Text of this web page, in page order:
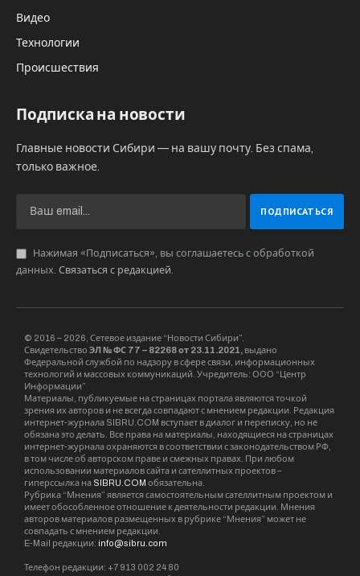
Видео
Технологии
Происшествия
Подписка на новости
Главные новости Сибири — на вашу почту. Без спама,
только важное.
Нажимая «Подписаться», вы соглашаетесь с обработкой
данных. Связаться с редакцией
© 2016 – 2026, Сетевое издание “Новости Сибири”.
Свидетельство ЭЛ № ФС 77 – 82268 от 23.11.2021, выдано
Федеральной службой по надзору в сфере связи, информационных
технологий и массовых коммуникаций. Учредитель: ООО “Центр
Информации”
Материалы, публикуемые на страницах портала являются точкой
зрения их авторов и не всегда совпадают с мнением редакции. Редакция
интернет-журнала SIBRU.COM вступает в диалог и переписку, но не
обязана это делать. Все права на материалы, находящиеся на страницах
интернет-журнала охраняются в соответствии с законодательством РФ,
в том числе об авторском праве и смежных правах. При любом
использовании материалов сайта и сателлитных проектов –
гиперссылка на SIBRU.COM обязательна.
Рубрика “Мнения” является самостоятельным сателлитным проектом и
имеет обособленное отношение к деятельности редакции. Мнения
авторов материалов размещенных в рубрике “Мнения” может не
совпадать с мнением редакции.
E-Mail редакции: info@sibru.com
Телефон редакции: +7 913 002 24 80